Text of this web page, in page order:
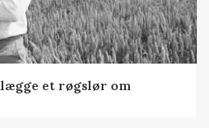
et røgslør om